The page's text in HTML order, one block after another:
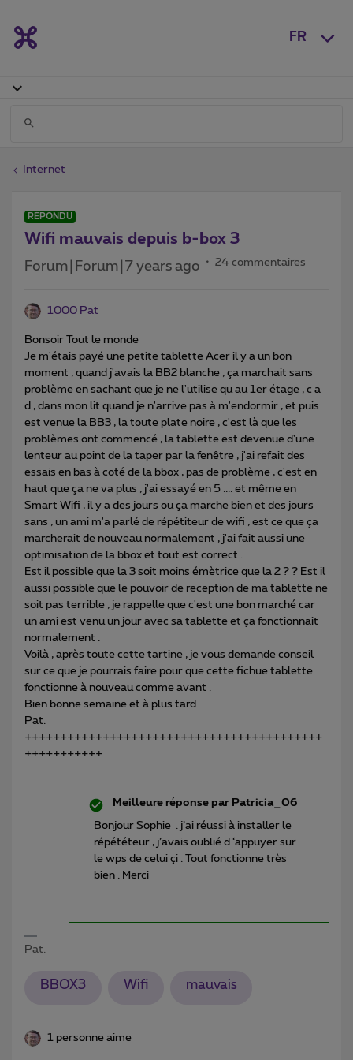
FR
Internet
RÉPONDU
Wifi mauvais depuis b-box 3
Forum|Forum|7 years ago 24 commentaires
1000 Pat
Bonsoir Tout le monde
Je m'étais payé une petite tablette Acer il y a un bon
moment , quand j'avais la BB2 blanche , ça marchait sans
problème en sachant que je ne l'utilise qu au 1er étage , c a
d , dans mon lit quand je n'arrive pas à m'endormir , et puis
est venue la BB3 , la toute plate noire , c'est là que les
problèmes ont commencé , la tablette est devenue d'une
lenteur au point de la taper par la fenêtre , j'ai refait des
essais en bas à coté de la bbox , pas de problème , c'est en
haut que ça ne va plus , j'ai essayé en 5 .... et même en
Smart Wifi , il y a des jours ou ça marche bien et des jours
sans , un ami m'a parlé de répétiteur de wifi , est ce que ça
marcherait de nouveau normalement , j'ai fait aussi une
optimisation de la bbox et tout est correct .
Est il possible que la 3 soit moins émètrice que la 2 ? ? Est il
aussi possible que le pouvoir de reception de ma tablette ne
soit pas terrible , je rappelle que c'est une bon marché car
un ami est venu un jour avec sa tablette et ça fonctionnait
normalement .
Voilà , après toute cette tartine , je vous demande conseil
sur ce que je pourrais faire pour que cette fichue tablette
fonctionne à nouveau comme avant .
Bien bonne semaine et à plus tard
Pat.
++++++++++++++++++++++++++++++++++++++++++
+++++++++++
Meilleure réponse par Patricia_06
Bonjour Sophie . j’ai réussi à installer le
répététeur , j’avais oublié d ‘appuyer sur
le wps de celui çi . Tout fonctionne très
bien . Merci
Pat.
BBOX3 Wifi mauvais
1 personne aime